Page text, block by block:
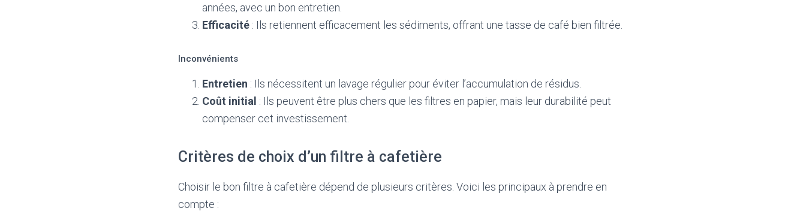
années, avec un bon entretien.
Efficacité : Ils retiennent efficacement les sédiments, offrant une tasse de café bien filtrée.
Inconvénients
Entretien : Ils nécessitent un lavage régulier pour éviter l’accumulation de résidus.
Coût initial : Ils peuvent être plus chers que les filtres en papier, mais leur durabilité peut
compenser cet investissement.
Critères de choix d’un filtre à cafetière
Choisir le bon filtre à cafetière dépend de plusieurs critères. Voici les principaux à prendre en
compte :